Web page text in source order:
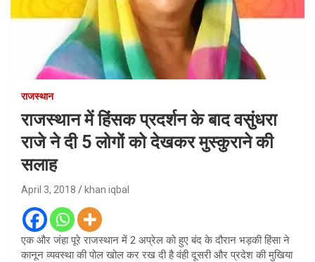
राजस्थान
राजस्थान में हिंसक प्रदर्शन के बाद वसुंधरा
राजे ने दी 5 लोगों को देखकर मुस्कुराने की
सलाह
April 3, 2018 khan iqbal
एक और जंहा पूरे राजस्थान में 2 अप्रेल को हुए बंद के दौरान भड़की हिंसा ने
कानून व्यवस्था की पोल खोल कर रख दी है वंही दूसरी और प्रदेश की मुखिया